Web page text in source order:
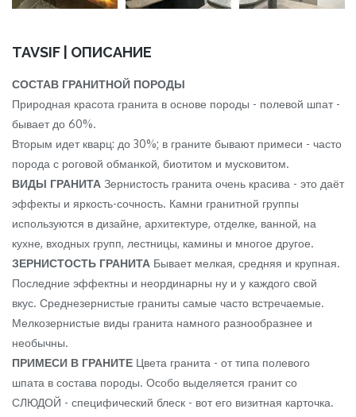
TAVSIF | ОПИСАНИЕ
СОСТАВ ГРАНИТНОЙ ПОРОДЫ
Природная красота гранита в основе породы - полевой шпат -
бывает до 60%.
Вторым идет кварц: до 30%; в граните бывают примеси - часто
порода с роговой обманкой, биотитом и мусковитом.
ВИДЫ ГРАНИТА Зернистость гранита очень красива - это даёт
эффекты и яркость-сочность. Камни гранитной группы
используются в дизайне, архитектуре, отделке, ванной, на
кухне, входных групп, лестницы, камины и многое другое.
ЗЕРНИСТОСТЬ ГРАНИТА Бывает мелкая, средняя и крупная.
Последние эффектны и неординарны ну и у каждого свой
вкус. Среднезернистые граниты самые часто встречаемые.
Мелкозернистые виды гранита намного разнообразнее и
необычны.
ПРИМЕСИ В ГРАНИТЕ Цвета гранита - от типа полевого
шпата в состава породы. Особо выделяется гранит со
СЛЮДОЙ - специфический блеск - вот его визитная карточка.